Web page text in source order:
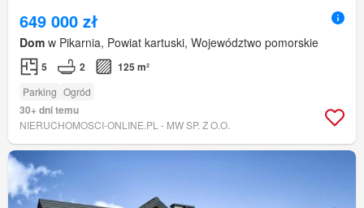
649 000 zł
Dom w Pikarnia, Powiat kartuski, Województwo pomorskie
5 2 125 m²
Parking Ogród
30+ dni temu
NIERUCHOMOSCI-ONLINE.PL - MW SP. Z O.O.